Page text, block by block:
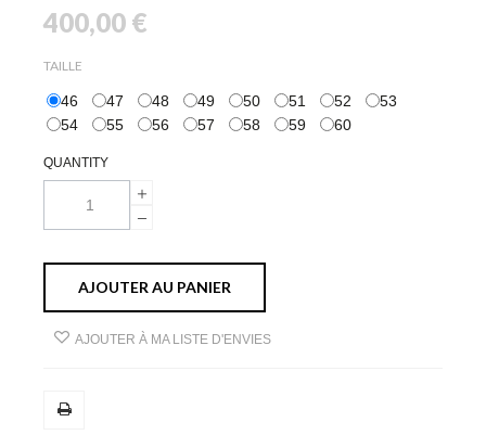
400,00 €
TAILLE
46 47 48 49 50 51 52
53
54
55 56 57 58 59 60
QUANTITY
AJOUTER AU PANIER
AJOUTER À MA LISTE D'ENVIES